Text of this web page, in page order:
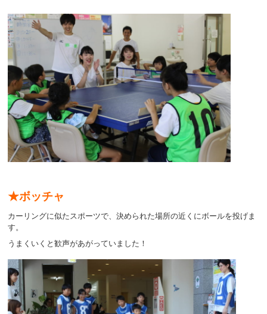
★ボッチャ
カーリングに似たスポーツで、決められた場所の近くにボールを投げま
す。
うまくいくと歓声があがっていました！